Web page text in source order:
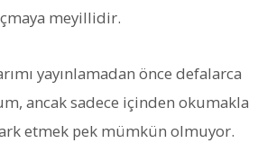
meyillidir.
yayınlamadan önce defalarca
ancak sadece içinden okumakla
etmek pek mümkün olmuyor.